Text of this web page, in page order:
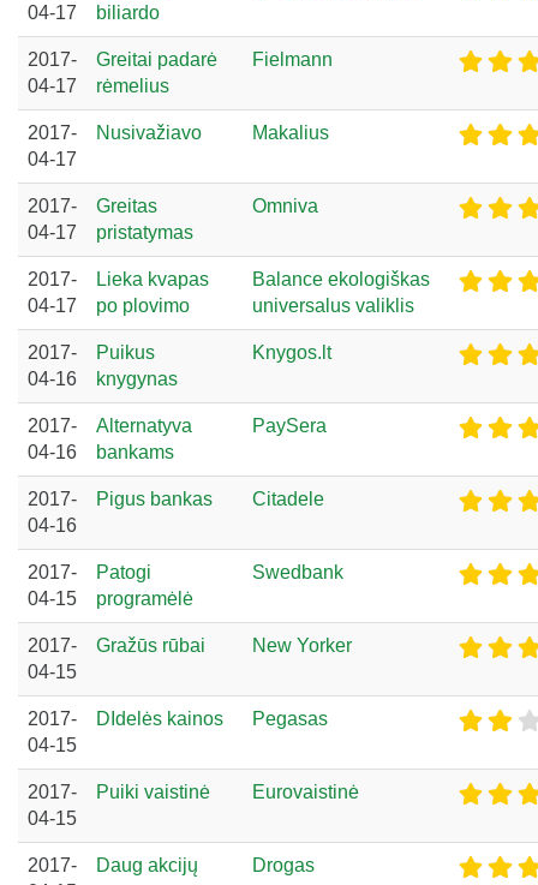
04-17
biliardo
2017-
04-17
Greitai padarė
rėmelius
Fielmann
2017-
04-17
Nusivažiavo Makalius
2017-
04-17
Greitas
pristatymas
Omniva
2017-
04-17
Lieka kvapas
po plovimo
Balance ekologiškas
universalus valiklis
2017-
04-16
Puikus
knygynas
Knygos.lt
2017-
04-16
Alternatyva
bankams
PaySera
2017-
04-16
Pigus bankas Citadele
2017-
04-15
Patogi
programėlė
Swedbank
2017-
04-15
Gražūs rūbai New Yorker
2017-
04-15
DIdelės kainos Pegasas
2017-
04-15
Puiki vaistinė Eurovaistinė
2017-
Daug akcijų Drogas